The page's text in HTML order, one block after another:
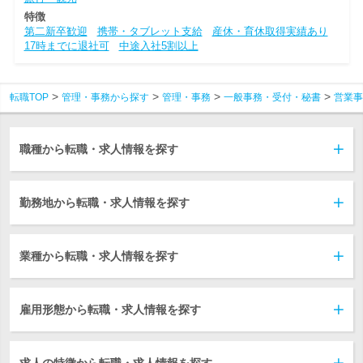
特徴
第二新卒歓迎
携帯・タブレット支給
産休・育休取得実績あり
17時までに退社可
中途入社5割以上
転職TOP 管理・事務から探す 管理・事務 一般事務・受付・秘書 営業
職種から転職・求人情報を探す
勤務地から転職・求人情報を探す
業種から転職・求人情報を探す
雇用形態から転職・求人情報を探す